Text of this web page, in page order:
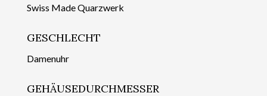
Swiss Made Quarzwerk
GESCHLECHT
Damenuhr
GEHÄUSEDURCHMESSER